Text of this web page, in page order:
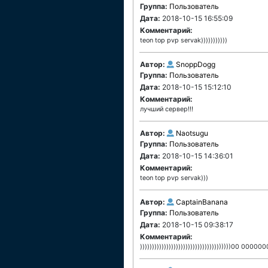
Группа: Пользователь
Дата: 2018-10-15 16:55:09
Комментарий:
teon top pvp servak)))))))))))
Автор:
SnoppDogg
Группа: Пользователь
Дата: 2018-10-15 15:12:10
Комментарий:
лучший сервер!!!
Автор:
Naotsugu
Группа: Пользователь
Дата: 2018-10-15 14:36:01
Комментарий:
teon top pvp servak)))
Автор:
CaptainBanana
Группа: Пользователь
Дата: 2018-10-15 09:38:17
Комментарий:
))))))))))))))))))))))))))))))))))))))00